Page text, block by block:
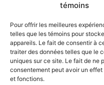
témoins
Pour offrir les meilleures
telles que les témoins pour
appareils. Le fait de consentir à
traiter des données telles que le
uniques sur ce site. Le fait de ne
consentement peut avoir un
et fonctions.
Nous Suivre